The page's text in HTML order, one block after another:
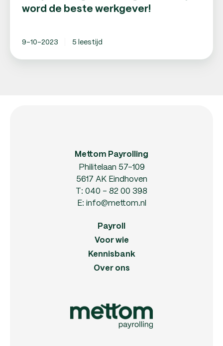
word de beste werkgever!
9-10-2023 5 leestijd
Mettom Payrolling
Philitelaan 57-109
5617 AK Eindhoven
T: 040 - 82 00 398
E: info@mettom.nl
Payroll
Voor wie
Kennisbank
Over ons